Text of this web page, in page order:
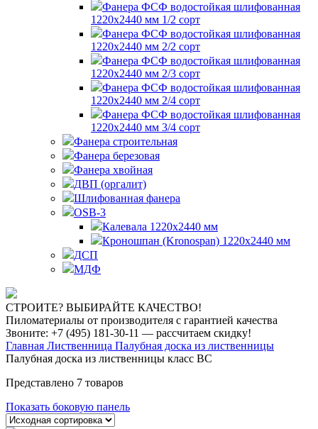
Фанера ФСФ водостойкая шлифованная
1220х2440 мм 1/2 сорт
Фанера ФСФ водостойкая шлифованная
1220х2440 мм 2/2 сорт
Фанера ФСФ водостойкая шлифованная
1220х2440 мм 2/3 сорт
Фанера ФСФ водостойкая шлифованная
1220х2440 мм 2/4 сорт
Фанера ФСФ водостойкая шлифованная
1220х2440 мм 3/4 сорт
Фанера строительная
Фанера березовая
Фанера хвойная
ДВП (оргалит)
Шлифованная фанера
OSB-3
Калевала 1220х2440 мм
Кроношпан (Kronospan) 1220х2440 мм
ДСП
МДФ
СТРОИТЕ? ВЫБИРАЙТЕ КАЧЕСТВО!
Пиломатериалы от производителя с гарантией качества
Звоните: +7 (495) 181-30-11 — рассчитаем скидку!
Главная Лиственница Палубная доска из лиственницы
Палубная доска из лиственницы класс BC
Представлено 7 товаров
Показать боковую панель